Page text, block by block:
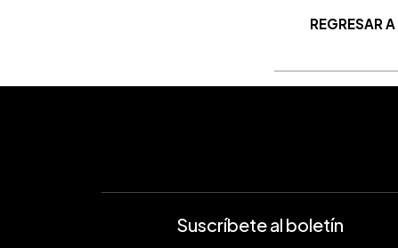
REGRESAR
Suscríbete al boletín